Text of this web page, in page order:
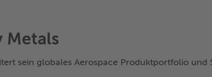
Metals
sein globales Aerospace Produktportfolio und